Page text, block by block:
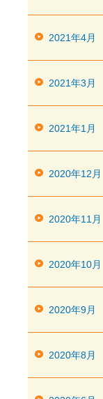
2021年4月
2021年3月
2021年1月
2020年12月
2020年11月
2020年10月
2020年9月
2020年8月